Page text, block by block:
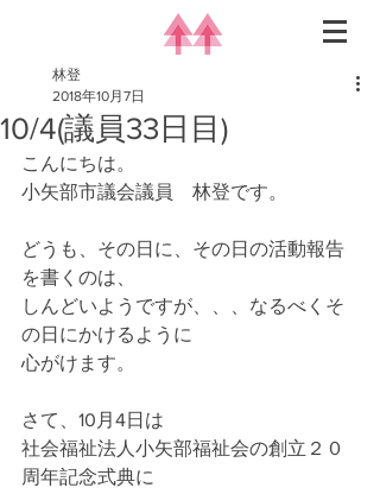
10/4(議員33日目)
林登
2018年10月7日
こんにちは。
小矢部市議会議員　林登です。
どうも、その日に、その日の活動報告
を書くのは、
しんどいようですが、、、なるべくそ
の日にかけるように
心がけます。
さて、10月4日は
社会福祉法人小矢部福祉会の創立２０
周年記念式典に